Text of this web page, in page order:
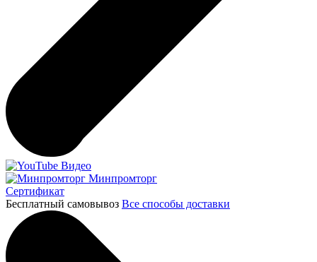
Видео
Минпромторг
Сертификат
Бесплатный самовывоз Все способы доставки